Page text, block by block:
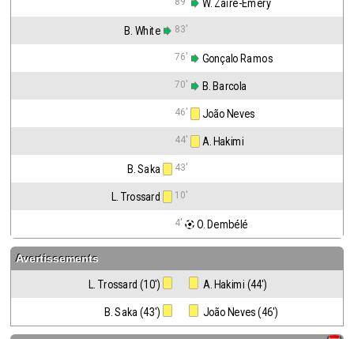
W. Zaïre-Emery
B. White 83'
76' Gonçalo Ramos
70' B. Barcola
46' João Neves
44' A. Hakimi
B. Saka 43'
L. Trossard 10'
4' O. Dembélé
Avertissements
L. Trossard (10') A. Hakimi (44')
B. Saka (43') João Neves (46')